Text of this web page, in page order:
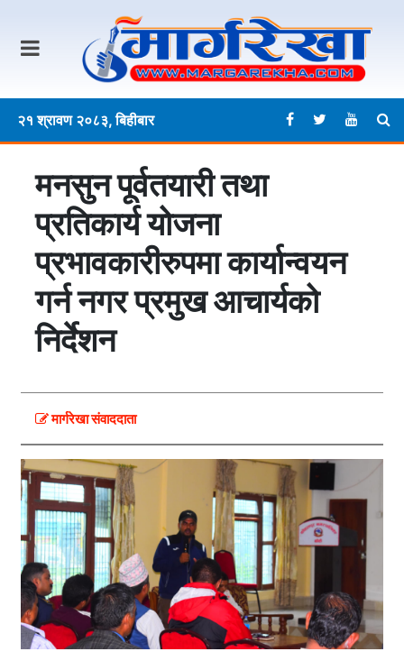
२१ श्रावण २०८३, बिहीबार
मनसुन पूर्वतयारी तथा
प्रतिकार्य योजना
प्रभावकारीरुपमा कार्यान्वयन
गर्न नगर प्रमुख आचार्यको
निर्देशन
मार्गरेखा संवाददाता